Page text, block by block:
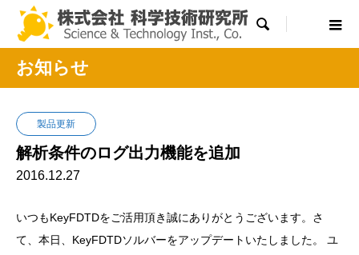

お知らせ
製品更新
解析条件のログ出力機能を追加
2016.12.27
いつもKeyFDTDをご活用頂き誠にありがとうございます。さ
て、本日、KeyFDTDソルバーをアップデートいたしました。 ユ